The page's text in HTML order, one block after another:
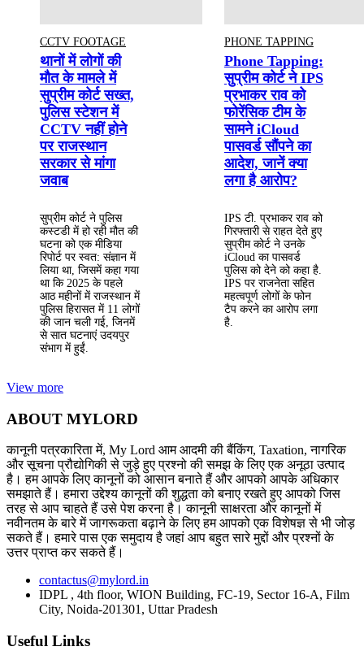
CCTV FOOTAGE
थानों में लोगों की
मौत के मामले में
सुप्रीम कोर्ट सख्त,
पुलिस स्टेशन में
CCTV नहीं होने
पर राजस्थान
सरकार से मांगा
जवाब
सुप्रीम कोर्ट ने पुलिस
कस्टडी में हो रही मौत की
घटना को एक मीडिया
रिपोर्ट पर स्वत: संज्ञान में
लिया था, जिसमें कहा गया
था कि 2025 के पहले
आठ महीनों में राजस्थान में
पुलिस हिरासत में 11 लोगों
की जान चली गई, जिनमें
से सात घटनाएं उदयपुर
संभाग में हुईं.
PHONE TAPPING
Phone Tapping:
सुप्रीम कोर्ट ने IPS
प्रभाकर राव को
फोरेंसिक टीम के
सामने iCloud
पासवर्ड सौंपने का
आदेश, जानें क्या
लगा है आरोप?
IPS टी. प्रभाकर राव को
गिरफ्तारी से राहत देते हुए
सुप्रीम कोर्ट ने उनके
iCloud का पासवर्ड
पुलिस को देने को कहा है.
IPS पर राजनेता सहित
महत्वपूर्ण लोगों के फोन
टैप करने का आरोप लगा
है.
View more
ABOUT MYLORD
कानूनी पत्रकारिता में, My Lord आम आदमी की बैंकिंग, Taxation, नागरिक
और सूचना प्रौद्योगिकी से जुड़े हुए प्रश्नो की समझ के लिए एक अनूठा उत्पाद
है। हम आपके लिए कानूनों को आसान बनाते हैं और आपको आपके अधिकार
समझाते हैं। हमारा उद्देश्य कानूनों की शुद्धता को बनाए रखते हुए आपको जिस
तरह से आप चाहते हैं उसे पेश करना है। कानूनी साक्षरता और कानूनों में
नवीनतम के बारे में जागरूकता बढ़ाने के लिए हम आपको एक विशेषज्ञ से भी जोड़
सकते हैं। हमारे पास एक समुदाय है जहां आप बहुत सारे मुद्दों और प्रश्नों के
उत्तर प्राप्त कर सकते हैं।
contactus@mylord.in
IDPL , 4th floor, WION Building, FC-19, Sector 16-A, Film
City, Noida-201301, Uttar Pradesh
Useful Links